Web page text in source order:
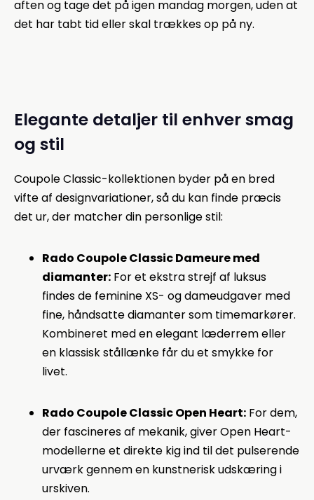
aften og tage det på igen mandag morgen, uden at
det har tabt tid eller skal trækkes op på ny.
Elegante detaljer til enhver smag
og stil
Coupole Classic-kollektionen byder på en bred
vifte af designvariationer, så du kan finde præcis
det ur, der matcher din personlige stil:
Rado Coupole Classic Dameure med
diamanter: For et ekstra strejf af luksus
findes de feminine XS- og dameudgaver med
fine, håndsatte diamanter som timemarkører.
Kombineret med en elegant læderrem eller
en klassisk stållænke får du et smykke for
livet.
Rado Coupole Classic Open Heart: For dem,
der fascineres af mekanik, giver Open Heart-
modellerne et direkte kig ind til det pulserende
urværk gennem en kunstnerisk udskæring i
urskiven.